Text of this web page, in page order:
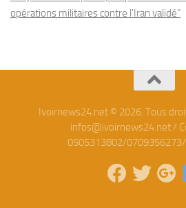
opérations militaires contre l'Iran validé"
Ivoirnews24.net © 2026. Tous
infos@ivoirnews24.net /
0505313802/